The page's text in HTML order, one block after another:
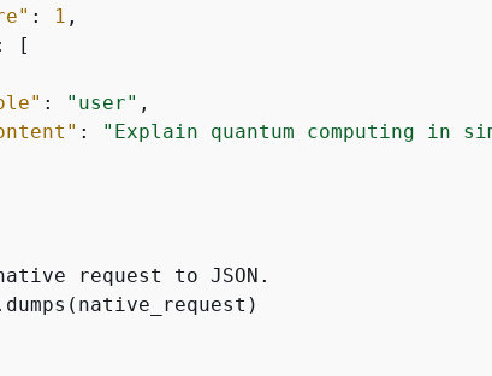
: 1 ,
[
: "user" ,
: "Explain quantum computing in
request to JSON.